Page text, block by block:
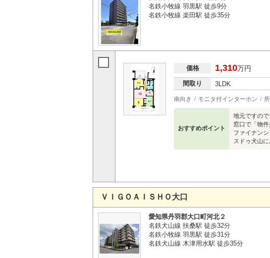
名鉄小牧線 羽黒駅 徒歩9分
名鉄小牧線 楽田駅 徒歩35分
価格 1,310万円
間取り 3LDK
南向き モニタ付インターホン
おすすめポイント
地元ですの
窓口で「物
ファイナン
スドゥ犬山
ＶＩＧＯＡＩＳＨＯ大口
愛知県丹羽郡大口町河北２
名鉄犬山線 扶桑駅 徒歩32分
名鉄小牧線 羽黒駅 徒歩31分
名鉄犬山線 木津用水駅 徒歩35分